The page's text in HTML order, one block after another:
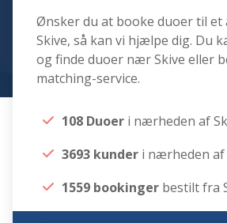
Ønsker du at booke duoer til et
Skive, så kan vi hjælpe dig. Du
og finde duoer nær Skive eller
matching-service.
108 Duoer i nærheden af
3693 kunder i nærheden af
1559 bookinger bestilt fra